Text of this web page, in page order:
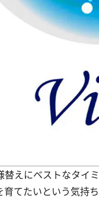
えにベストなタイ
てたいという気持